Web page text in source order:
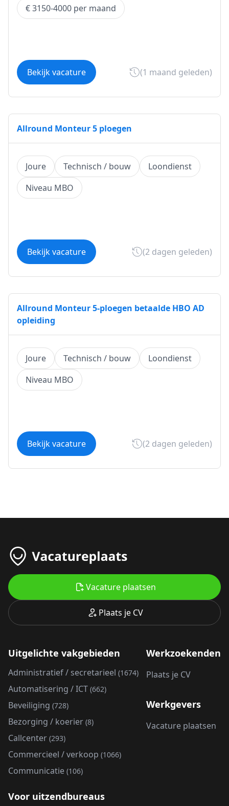
€ 3150-4000 per maand
Bekijk vacature (1 maand geleden)
Allround Monteur 5 ploegen
Joure Technisch / bouw
Loondienst
Niveau MBO
Bekijk vacature (2 dagen geleden)
Allround Monteur 5-ploegen betaalde HBO AD
opleiding
Joure Technisch / bouw
Loondienst
Niveau MBO
Bekijk vacature (2 dagen geleden)
Plaats je CV
Vacature plaatsen
Uitgelichte vakgebieden
Administratief / secretarieel (1674)
Automatisering / ICT (662)
Beveiliging (728)
Bezorging / koerier (8)
Callcenter (293)
Commercieel / verkoop (1066)
Communicatie (106)
Werkzoekenden
Plaats je CV
Werkgevers
Vacature plaatsen
Voor uitzendbureaus